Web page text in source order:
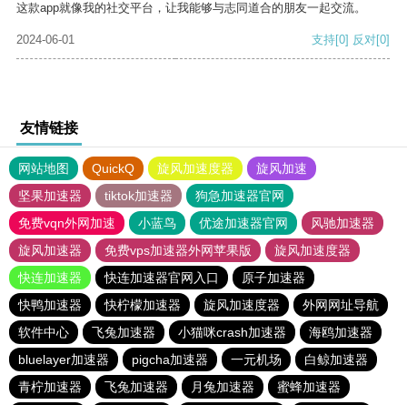
这款app就像我的社交平台，让我能够与志同道合的朋友一起交流。
2024-06-01 支持[0] 反对[0]
友情链接
网站地图 QuickQ 旋风加速度器
旋风加速
坚果加速器
tiktok加速器
狗急加速器官网
免费vqn外网加速
小蓝鸟 优途加速器官网
风驰加速器
旋风加速器
免费vps加速器外网苹果版
旋风加速度器
快连加速器
快连加速器官网入口
原子加速器
快鸭加速器
快柠檬加速器 旋风加速度器
外网网址导航
软件中心
飞兔加速器 小猫咪crash加速器
海鸥加速器
bluelayer加速器
pigcha加速器 一元机场
白鲸加速器
青柠加速器
飞兔加速器 月兔加速器 蜜蜂加速器